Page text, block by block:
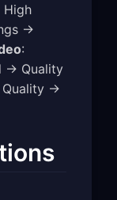
→
:
→ Quality
→